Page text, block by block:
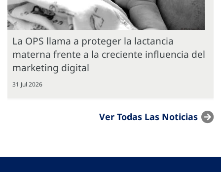
La OPS llama a proteger la lactancia
materna frente a la creciente influencia del
marketing digital
31 Jul 2026
Ver Todas Las Noticias